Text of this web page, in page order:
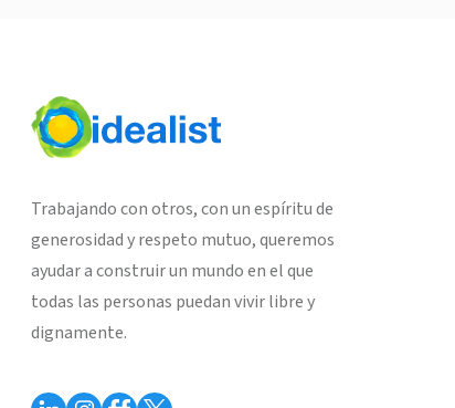
Trabajando con otros, con un espíritu de
generosidad y respeto mutuo, queremos
ayudar a construir un mundo en el que
todas las personas puedan vivir libre y
dignamente.